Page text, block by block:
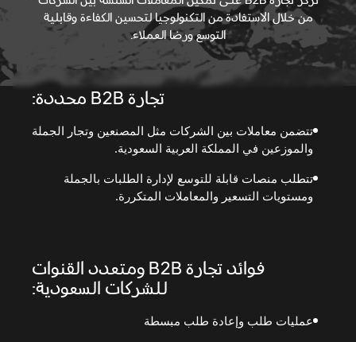
من خلال الاستفادة من التكنولوجيا لتحسين الكفاءة وقابلية
التوسع ورضا العملاء.
تجارة B2B محددة:
تتضمن معاملات بين الشركات مثل المصنعين وتجار الجملة
والموزعين في المملكة العربية السعودية.
تتطلب منصات قابلة للتوسع لإدارة الطلبات بالجملة
ومستويات التسعير والمعاملات المتكررة.
فوائد تجارة B2B ومتعدد القنوات
للشركات السعودية:
عمليات طلب وإعادة طلب مبسطة